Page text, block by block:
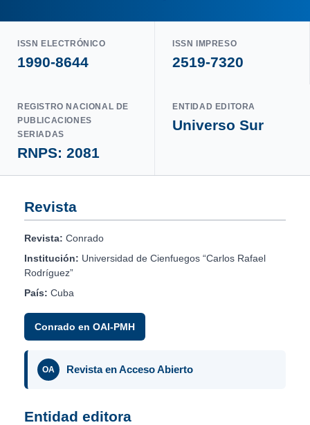
ISSN ELECTRÓNICO
1990-8644
ISSN IMPRESO
2519-7320
REGISTRO NACIONAL DE
PUBLICACIONES
SERIADAS
RNPS: 2081
ENTIDAD EDITORA
Universo Sur
Revista
Revista: Conrado
Institución: Universidad de Cienfuegos “Carlos Rafael
Rodríguez”
País: Cuba
Conrado en OAI-PMH
OA Revista en Acceso Abierto
Entidad editora